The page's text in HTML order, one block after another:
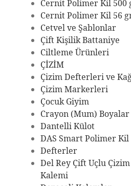
Cernit Polimer Kil 500
Cernit Polimer Kil 56
Cetvel ve Şablonlar
Çift Kişilik Battaniye
Ciltleme Ürünleri
ÇİZİM
Çizim Defterleri ve
Çizim Markerleri
Çocuk Giyim
Crayon (Mum) Boyalar
Dantelli Külot
DAS Smart Polimer Kil
Defterler
Del Rey Çift Uçlu
Kalemi